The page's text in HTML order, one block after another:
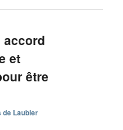
accord
et
être
de Laubier